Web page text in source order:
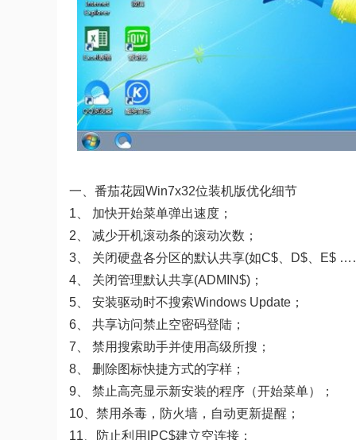
一、番茄花园Win7x32位装机版优化细节
1、 加快开始菜单弹出速度；
2、 减少开机滚动条的滚动次数；
3、 关闭硬盘各分区的默认共享(如C$、D$、E$
4、 关闭管理默认共享(ADMIN$)；
5、 安装驱动时不搜索Windows Update；
6、 共享访问禁止空密码登陆；
7、 禁用搜索助手并使用高级所搜；
8、 删除图标快捷方式的字样；
9、 禁止高亮显示新安装的程序（开始菜单）；
10、禁用杀毒，防火墙，自动更新提醒；
11、防止利用IPC$建立空连接；